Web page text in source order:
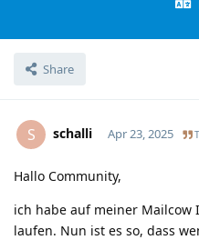
Share
S schalli Apr 23, 2025
Hallo Community,
ich habe auf meiner Mailcow
laufen. Nun ist es so, dass